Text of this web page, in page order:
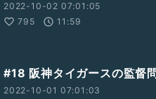
2022-10-02 07:01:05
795
11:59
#18 阪神タイガースの監督
2022-10-01 07:01:03